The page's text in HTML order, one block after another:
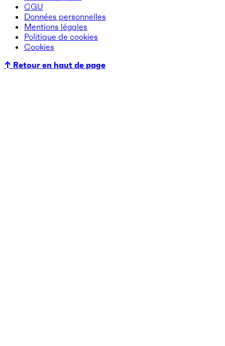
CGU
Données personnelles
Mentions légales
Politique de cookies
Cookies
↑ Retour en haut de page